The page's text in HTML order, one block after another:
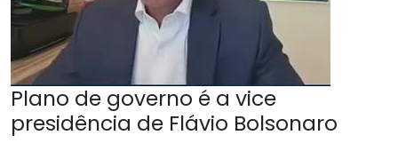
Plano de governo é a vice
presidência de Flávio Bolsonaro